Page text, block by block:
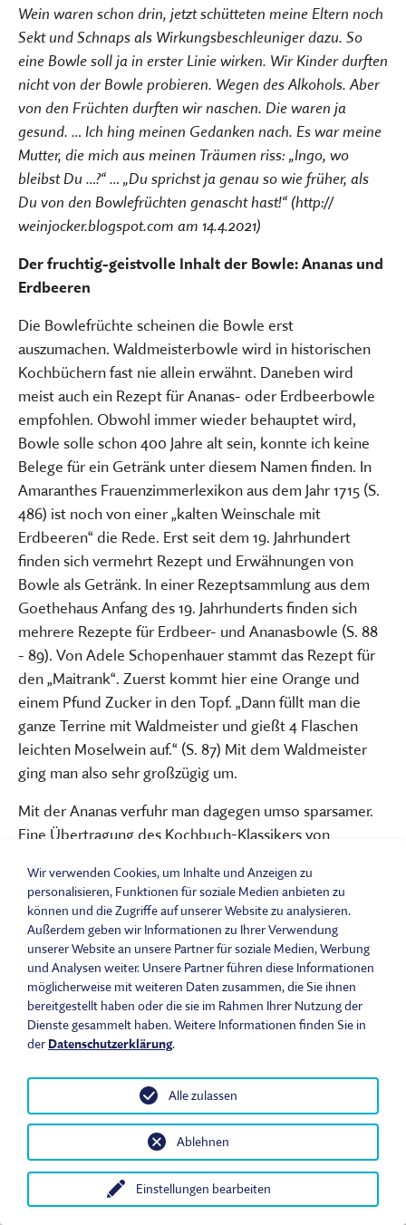
Heute im MuseumÖffnungszeiten & Eintrittspreise
Wein waren schon drin, jetzt schütteten meine Eltern noch
Sekt und Schnaps als Wirkungsbeschleuniger dazu. So
eine Bowle soll ja in erster Linie wirken. Wir Kinder durften
nicht von der Bowle probieren. Wegen des Alkohols. Aber
von den Früchten durften wir naschen. Die waren ja
gesund. … Ich hing meinen Gedanken nach. Es war meine
Mutter, die mich aus meinen Träumen riss: „Ingo, wo
bleibst Du …?“ … „Du sprichst ja genau so wie früher, als
Du von den Bowlefrüchten genascht hast!“ (http://
weinjocker.blogspot.com am 14.4.2021)
Der fruchtig-geistvolle Inhalt der Bowle: Ananas und
Erdbeeren
Die Bowlefrüchte scheinen die Bowle erst
auszumachen. Waldmeisterbowle wird in historischen
Kochbüchern fast nie allein erwähnt. Daneben wird
meist auch ein Rezept für Ananas- oder Erdbeerbowle
empfohlen. Obwohl immer wieder behauptet wird,
Bowle solle schon 400 Jahre alt sein, konnte ich keine
Belege für ein Getränk unter diesem Namen finden. In
Amaranthes Frauenzimmerlexikon aus dem Jahr 1715 (S.
486) ist noch von einer „kalten Weinschale mit
Erdbeeren“ die Rede. Erst seit dem 19. Jahrhundert
finden sich vermehrt Rezept und Erwähnungen von
Bowle als Getränk. In einer Rezeptsammlung aus dem
Goethehaus Anfang des 19. Jahrhunderts finden sich
mehrere Rezepte für Erdbeer- und Ananasbowle (S. 88
- 89). Von Adele Schopenhauer stammt das Rezept für
den „Maitrank“. Zuerst kommt hier eine Orange und
einem Pfund Zucker in den Topf. „Dann füllt man die
ganze Terrine mit Waldmeister und gießt 4 Flaschen
leichten Moselwein auf.“ (S. 87) Mit dem Waldmeister
ging man also sehr großzügig um.
Mit der Ananas verfuhr man dagegen umso sparsamer.
Eine Übertragung des Kochbuch-Klassikers von
rechnet „eine in dünne Scheiben geschnittene Ananas“
für 13 Flaschen Wein. Und schließt dann noch eine
Empfehlung zum Einkochen einer eventuell
übrigbleibenden Frucht an. Ananas und Erdbeeren
wurden beide ab Mitte des 19. Jahrhunderts
gewerbsmäßig in größerem Umfang angebaut. Die im
18. Jahrhundert schon in der höfischen Orangerie in
Sanssouci gezüchteten Ananas waren unerschwinglicher
Handelsgärtnereien Ananas. Ein Potsdamer Händler
bewarb ab 1840 in der Vossischen Zeitung seine
eingekochte Ananas unter anderem für Ananasbowle.
(Potsdamer Neueste Nachrichten vom 09.07.2015,
online) Teuer blieben eingemachte Ananas aber
weiterhin. Noch in den Fünfzigerjahren war Ananas aus
Wir verwenden Cookies, um Inhalte und Anzeigen zu
personalisieren, Funktionen für soziale Medien anbieten zu
können und die Zugriffe auf unserer Website zu analysieren.
Außerdem geben wir Informationen zu Ihrer Verwendung
unserer Website an unsere Partner für soziale Medien, Werbung
und Analysen weiter. Unsere Partner führen diese Informationen
möglicherweise mit weiteren Daten zusammen, die Sie ihnen
bereitgestellt haben oder die sie im Rahmen Ihrer Nutzung der
Dienste gesammelt haben. Weitere Informationen finden Sie in
der Datenschutzerklärung.
Einstellungen bearbeiten
Ablehnen
Alle zulassen